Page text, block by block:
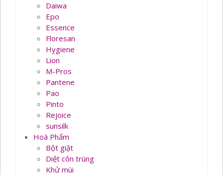
Daiwa
Epo
Essence
Floresan
Hygiene
Lion
M-Pros
Pantene
Pao
Pinto
Rejoice
sunsilk
Hoá Phẩm
Bột giặt
Diệt côn trùng
Khử mùi